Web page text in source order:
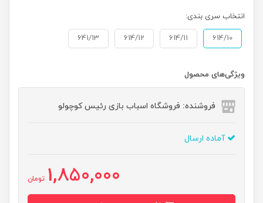
انتخاب سری بندی:
614/10
614/11
614/12
641/13
ویژگی‌های محصول
فروشنده: فروشگاه اسباب بازی رئیس کوچولو
آماده ارسال
1,850,000 تومان